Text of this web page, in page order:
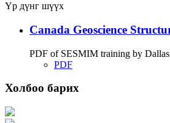
Үр дүнг шүүх
Canada Geoscience
PDF of SESMIM training by
PDF
Холбоо барих